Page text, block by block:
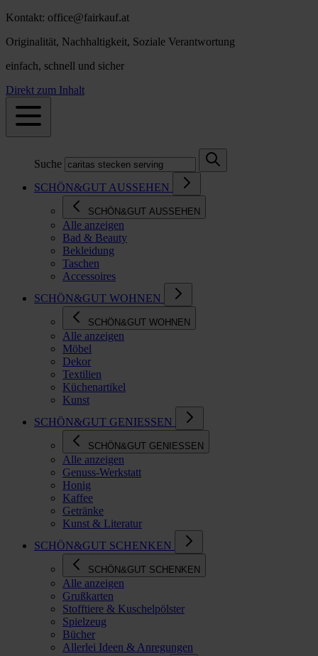
Kontakt: office@fairkauf.at
Originalität, Nachhaltigkeit, Soziale Verantwortung
einfach, schnell und sicher
Direkt zum Inhalt
Suche
SCHÖN&GUT AUSSEHEN
SCHÖN&GUT AUSSEHEN
Alle anzeigen
Bad & Beauty
Bekleidung
Taschen
Accessoires
SCHÖN&GUT WOHNEN
SCHÖN&GUT WOHNEN
Alle anzeigen
Möbel
Dekor
Textilien
Küchenartikel
Kunst
SCHÖN&GUT GENIESSEN
SCHÖN&GUT GENIESSEN
Alle anzeigen
Genuss-Werkstatt
Honig
Kaffee
Getränke
Kunst & Literatur
SCHÖN&GUT SCHENKEN
SCHÖN&GUT SCHENKEN
Alle anzeigen
Grußkarten
Stofftiere & Kuschelpölster
Spielzeug
Bücher
Allerlei Ideen & Anregungen